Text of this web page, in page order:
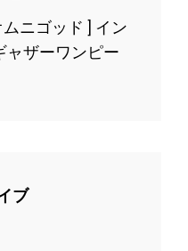
ムニゴッド ] イン
ャザーワンピー
ブ